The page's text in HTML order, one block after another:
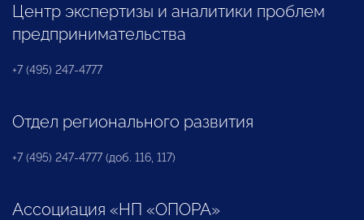
Центр экспертизы и аналитики проблем
предпринимательства
+7 (495) 247-4777
Отдел регионального развития
+7 (495) 247-4777 (доб. 116, 117)
Ассоциация «НП «ОПОРА»